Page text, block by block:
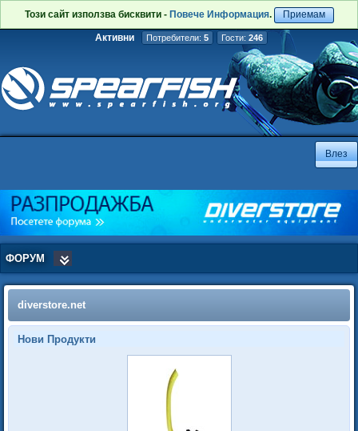
Този сайт използва бисквити - Повече Информация. Приемам
Активни Потребители: 5 Гости: 246
ФОРУМ
diverstore.net
Нови Продукти